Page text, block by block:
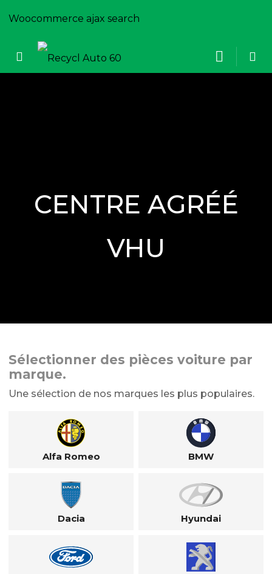
Woocommerce ajax search
CENTRE AGRÉÉ
VHU
Sélectionner des pièces voiture par
marque.
Une sélection de nos marques les plus populaires.
Alfa Romeo BMW
Dacia Hyundai